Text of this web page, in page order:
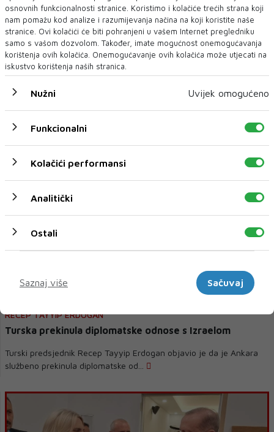
TURSKA
Turski rudari prosvjeduju protiv privatizacije
GOTOVO 500 rudara zauzelo je u srijedu rudnik ugljena u turskoj
pokrajini Ankari prosvjedujući pr...
RECEP TAYYIP ERDOGAN
Turska prekinula diplomatske odnose s Izraelom
Turski predsjednik Recep Tayyip Erdogan objavio je da je Ankara
službeno prekinula diplomatske od...
osnovnih funkcionalnosti stranice. Koristimo i kolačiće trećih strana koji
nam pomažu kod analize i razumijevanja načina na koji koristite naše
stranice. Ovi kolačići će biti pohranjeni u vašem Internet pregledniku
samo s vašom dozvolom. Također, imate mogućnost onemogućavanja
korištenja ovih kolačića. Onemogućavanje ovih kolačića može utjecati na
iskustvo korištenja naših stranica.
Nužni Uvijek omogućeno
Funkcionalni
Kolačići performansi
Analitički
Ostali
Saznaj više
Sačuvaj